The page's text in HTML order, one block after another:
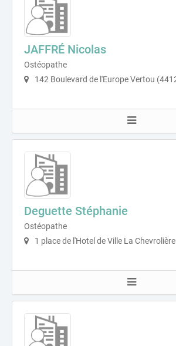
JAFFRÉ Nicolas
Ostéopathe
142 Boulevard de l'Europe Vertou
Deguette Stéphanie
Ostéopathe
1 place de l'Hotel de Ville La